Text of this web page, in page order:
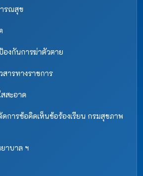
รณสุข
องกันการฆ่าตัวตาย
ารทางราชการ
สะอาด
การข้อคิดเห็นข้อร้องเรียน กรมสุขภาพ
าบาล ฯ